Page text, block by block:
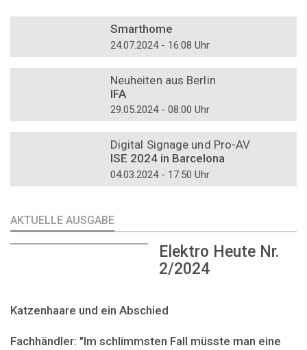
Smarthome
24.07.2024 - 16:08 Uhr
Neuheiten aus Berlin
IFA
29.05.2024 - 08:00 Uhr
Digital Signage und Pro-AV
ISE 2024 in Barcelona
04.03.2024 - 17:50 Uhr
AKTUELLE AUSGABE
Elektro Heute Nr.
2/2024
Katzenhaare und ein Abschied
Fachhändler: "Im schlimmsten Fall müsste man eine